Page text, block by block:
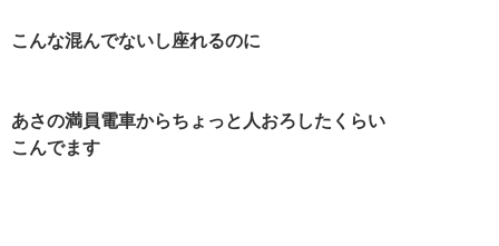
こんな混んでないし座れるのに
あさの満員電車からちょっと人おろしたくらい
こんでます